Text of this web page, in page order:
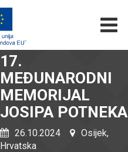
17.
MEĐUNARODNI
MEMORIJAL
JOSIPA POTNEKA
26.10.2024
Osijek,
Hrvatska